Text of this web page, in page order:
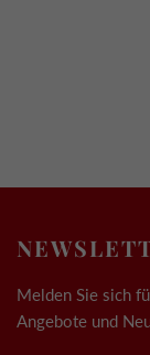
Melden Sie sich
Angebote und